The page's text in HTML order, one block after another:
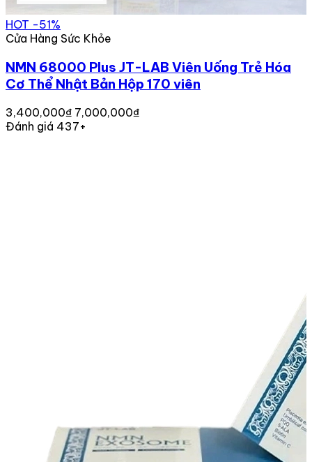
HOT -51%
Cửa Hàng Sức Khỏe
NMN 68000 Plus JT-LAB Viên Uống Trẻ Hóa
Cơ Thể Nhật Bản Hộp 170 viên
3,400,000₫ 7,000,000₫
Đánh giá 437+